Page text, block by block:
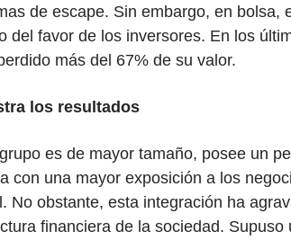
de escape. Sin embargo, en bolsa,
del favor de los inversores. En los
más del 67% de su valor.
los resultados
es de mayor tamaño, posee un
con una mayor exposición a los
No obstante, esta integración ha
financiera de la sociedad. Supuso